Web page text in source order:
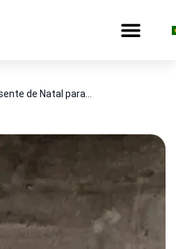
de Natal para...